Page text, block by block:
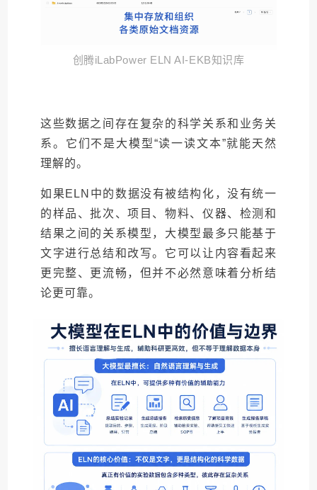
创腾iLabPower ELN AI-EKB知识库
这些数据之间存在复杂的科学关系和业务关
系。它们不是大模型“读一读文本”就能天然
理解的。
如果ELN中的数据没有被结构化，没有统一
的样品、批次、项目、物料、仪器、检测和
结果之间的关系模型，大模型最多只能基于
文字进行总结和改写。它可以让内容看起来
更完整、更流畅，但并不必然意味着分析结
论更可靠。